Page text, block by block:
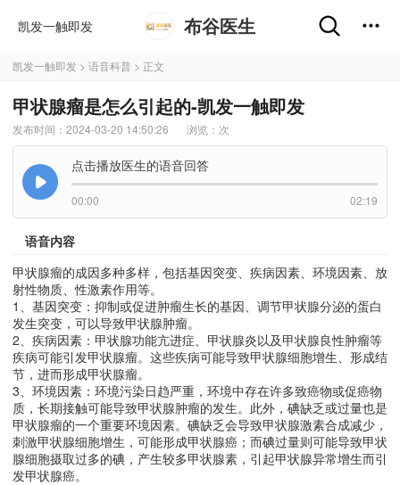
凯发一触即发 布谷医生
凯发一触即发 > 语音科普 > 正文
甲状腺瘤是怎么引起的-凯发一触即发
发布时间：2024-03-20 14:50:26 浏览： 次
点击播放医生的语音回答
00:00 02:19
语音内容
甲状腺瘤的成因多种多样，包括基因突变、疾病因素、环境因素、放
射性物质、性激素作用等。
1、基因突变：抑制或促进肿瘤生长的基因、调节甲状腺分泌的蛋白
发生突变，可以导致甲状腺肿瘤。
2、疾病因素：甲状腺功能亢进症、甲状腺炎以及甲状腺良性肿瘤等
疾病可能引发甲状腺瘤。这些疾病可能导致甲状腺细胞增生、形成结
节，进而形成甲状腺瘤。
3、环境因素：环境污染日趋严重，环境中存在许多致癌物或促癌物
质，长期接触可能导致甲状腺肿瘤的发生。此外，碘缺乏或过量也是
甲状腺瘤的一个重要环境因素。碘缺乏会导致甲状腺激素合成减少，
刺激甲状腺细胞增生，可能形成甲状腺癌；而碘过量则可能导致甲状
腺细胞摄取过多的碘，产生较多甲状腺素，引起甲状腺异常增生而引
发甲状腺癌。